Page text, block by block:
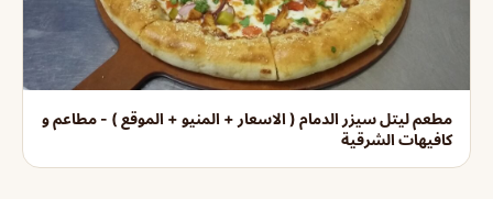
مطعم ليتل سيزر الدمام ( الاسعار + المنيو + الموقع ) - مطاعم و
كافيهات الشرقية